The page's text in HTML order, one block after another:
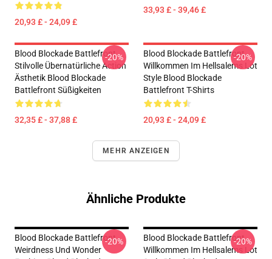
20,93 £ - 24,09 £
33,93 £ - 39,46 £
Blood Blockade Battlefront
Stilvolle Übernatürliche Action
Ästhetik Blood Blockade
Battlefront Süßigkeiten
32,35 £ - 37,88 £
-20%
Blood Blockade Battlefront
Willkommen Im Hellsalems Lot
Style Blood Blockade
Battlefront T-Shirts
20,93 £ - 24,09 £
-20%
MEHR ANZEIGEN
Ähnliche Produkte
Blood Blockade Battlefront
Weirdness Und Wonder
-20%
Blood Blockade Battlefront
Willkommen Im Hellsalems Lot
-20%